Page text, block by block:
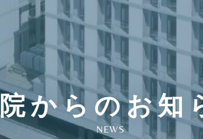
からのお知
NEWS